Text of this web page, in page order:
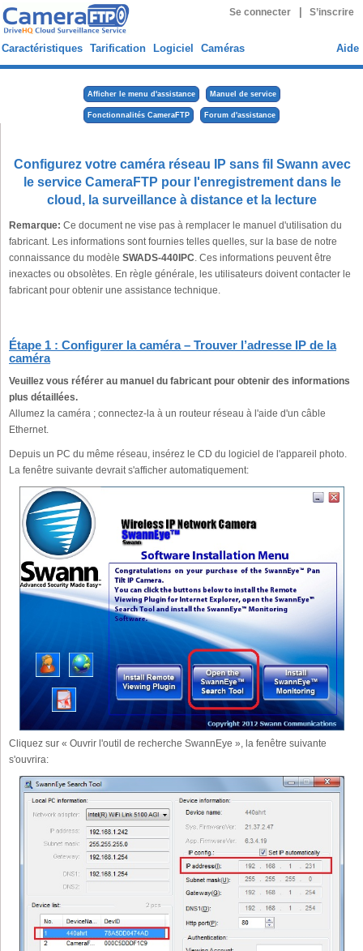
Se connecter S’inscrire
Caractéristiques Tarification Logiciel Caméras Aide
Afficher le menu d'assistance Manuel de service
Fonctionnalités CameraFTP Forum d'assistance
Configurez votre caméra réseau IP sans fil Swann avec
le service CameraFTP pour l'enregistrement dans le
cloud, la surveillance à distance et la lecture
Remarque: Ce document ne vise pas à remplacer le manuel d'utilisation du
fabricant. Les informations sont fournies telles quelles, sur la base de notre
connaissance du modèle SWADS-440IPC. Ces informations peuvent être
inexactes ou obsolètes. En règle générale, les utilisateurs doivent contacter le
fabricant pour obtenir une assistance technique.
Étape 1 : Configurer la caméra – Trouver l’adresse IP de la
caméra
Veuillez vous référer au manuel du fabricant pour obtenir des informations
plus détaillées.
Allumez la caméra ; connectez-la à un routeur réseau à l'aide d'un câble
Ethernet.
Depuis un PC du même réseau, insérez le CD du logiciel de l'appareil photo.
La fenêtre suivante devrait s'afficher automatiquement:
Cliquez sur « Ouvrir l'outil de recherche SwannEye », la fenêtre suivante
s'ouvrira: